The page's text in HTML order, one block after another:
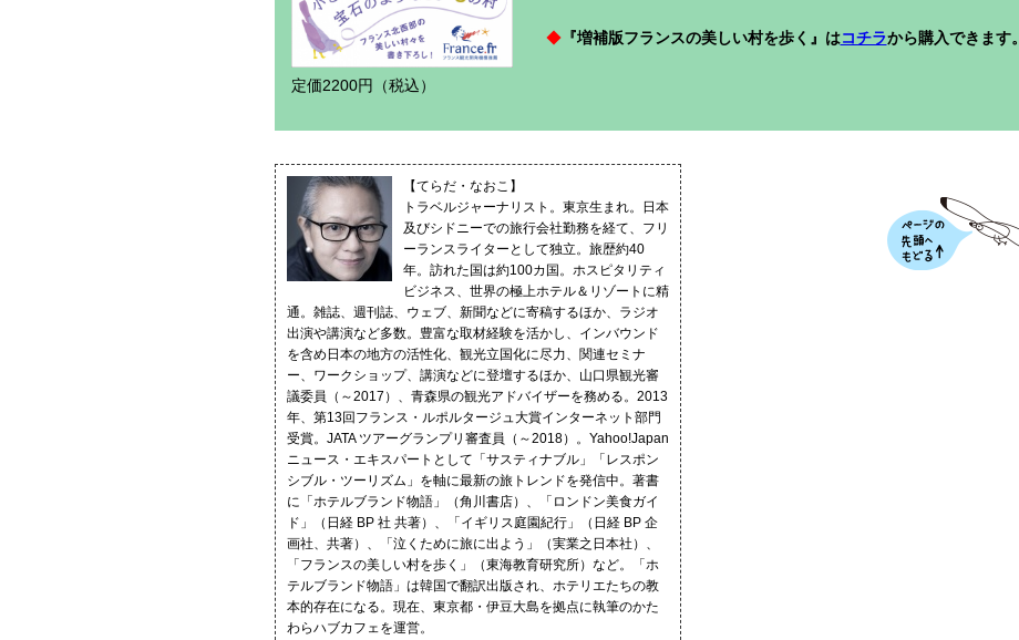
定価2200円（税込）
◆『増補版フランスの美しい村を歩く』はコチラから購入できます。
【てらだ・なおこ】
トラベルジャーナリスト。東京生まれ。日本
及びシドニーでの旅行会社勤務を経て、フリ
ーランスライターとして独立。旅歴約40
年。訪れた国は約100カ国。ホスピタリティ
ビジネス、世界の極上ホテル＆リゾートに精
通。雑誌、週刊誌、ウェブ、新聞などに寄稿するほか、ラジオ
出演や講演など多数。豊富な取材経験を活かし、インバウンド
を含め日本の地方の活性化、観光立国化に尽力、関連セミナ
ー、ワークショップ、講演などに登壇するほか、山口県観光審
議委員（～2017）、青森県の観光アドバイザーを務める。2013
年、第13回フランス・ルポルタージュ大賞インターネット部門
受賞。JATA ツアーグランプリ審査員（～2018）。Yahoo!Japan
ニュース・エキスパートとして「サスティナブル」「レスポン
シブル・ツーリズム」を軸に最新の旅トレンドを発信中。著書
に「ホテルブランド物語」（角川書店）、「ロンドン美食ガイ
ド」（日経 BP 社 共著）、「イギリス庭園紀行」（日経 BP 企
画社、共著）、「泣くために旅に出よう」（実業之日本社）、
「フランスの美しい村を歩く」（東海教育研究所）など。「ホ
テルブランド物語」は韓国で翻訳出版され、ホテリエたちの教
本的存在になる。現在、東京都・伊豆大島を拠点に執筆のかた
わらハブカフェを運営。